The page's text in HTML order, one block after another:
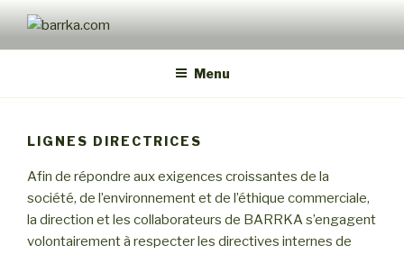
Aller
contenuBARRKA.COM
Menu
LIGNES DIRECTRICES
Afin de répondre aux exigences croissantes de la
société, de l’environnement et de l’éthique commerciale,
la direction et les collaborateurs de BARRKA s’engagent
volontairement à respecter les directives internes de